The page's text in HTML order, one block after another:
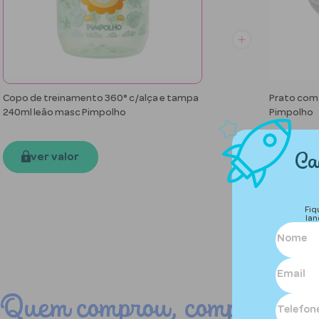
Copo de treinamento 360° c/alça e tampa
240ml leão masc Pimpolho
ver valor
Prato com
Pimpolho
ver
Quem comprou, comprou